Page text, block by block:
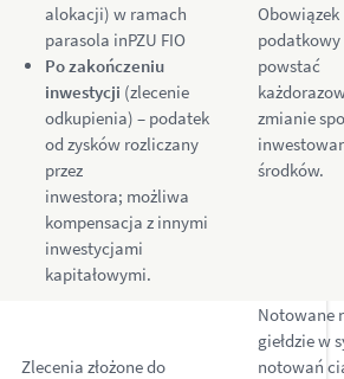
alokacji) w ramach
parasola inPZU FIO
Po zakończeniu
inwestycji (zlecenie
odkupienia) – podatek
od zysków rozliczany
przez
inwestora; możliwa
kompensacja z innymi
inwestycjami
kapitałowymi.
Obowiązek
podatkowy
powstać
zmianie
środków.
Zlecenia złożone do
Notowane
giełdzie w
notowań